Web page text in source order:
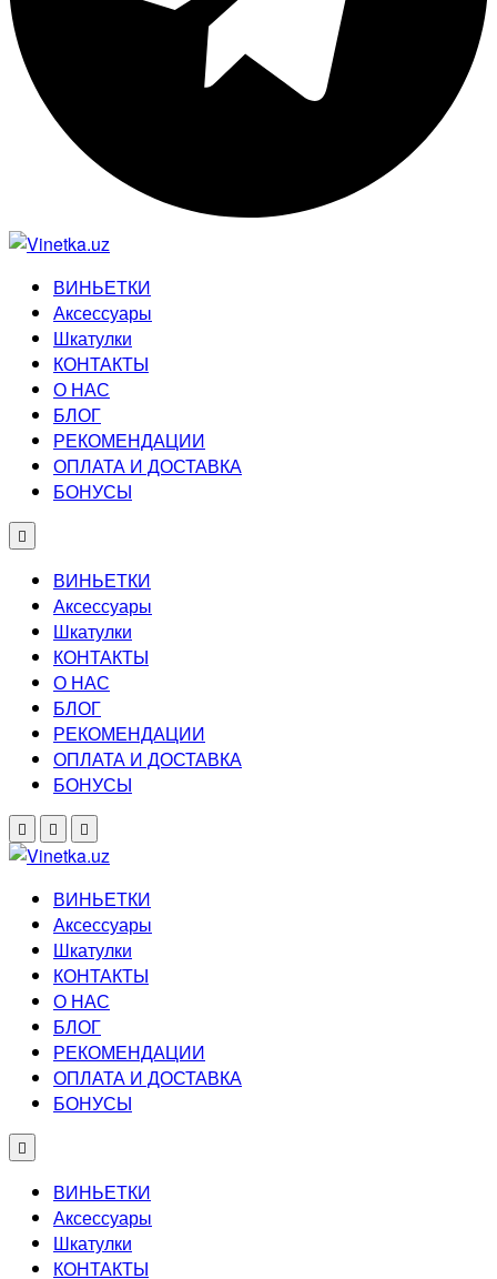
ВИНЬЕТКИ
Аксессуары
Шкатулки
КОНТАКТЫ
О НАС
БЛОГ
РЕКОМЕНДАЦИИ
ОПЛАТА И ДОСТАВКА
БОНУСЫ
ВИНЬЕТКИ
Аксессуары
Шкатулки
КОНТАКТЫ
О НАС
БЛОГ
РЕКОМЕНДАЦИИ
ОПЛАТА И ДОСТАВКА
БОНУСЫ
ВИНЬЕТКИ
Аксессуары
Шкатулки
КОНТАКТЫ
О НАС
БЛОГ
РЕКОМЕНДАЦИИ
ОПЛАТА И ДОСТАВКА
БОНУСЫ
ВИНЬЕТКИ
Аксессуары
Шкатулки
КОНТАКТЫ